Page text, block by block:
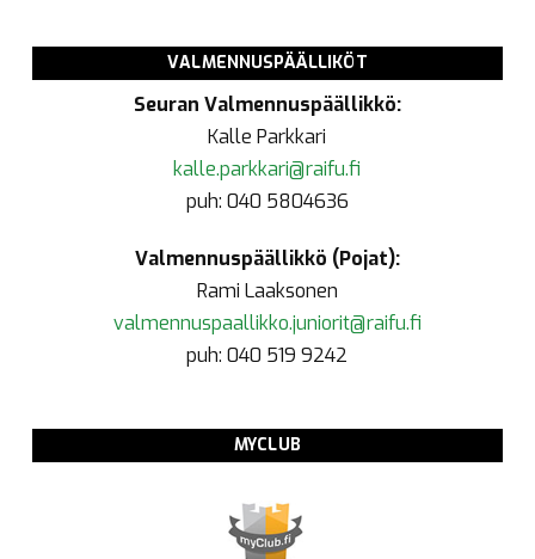
VALMENNUSPÄÄLLIKÖT
Seuran Valmennuspäällikkö:
Kalle Parkkari
kalle.parkkari@raifu.fi
puh: 040 5804636
Valmennuspäällikkö (Pojat):
Rami Laaksonen
valmennuspaallikko.juniorit@raifu.fi
puh: 040 519 9242
MYCLUB